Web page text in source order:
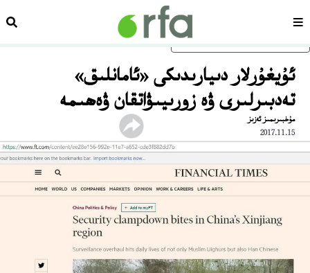
ئاساسلىق مەزمۇنغا ئاتلاڭسەھىپە
ئۇيغۇرلار دىيارىدىكى «ئامانلىق»
تەدبىرلىرى ۋە زورىيىۋاتقان ۋەھىمە
مۇخبىرىمىز ئەزىز
2017.11.15